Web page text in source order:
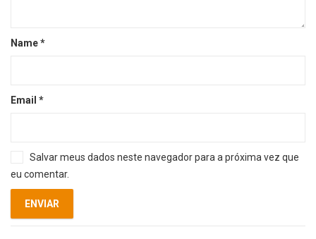
Name*
Email *
Salvar meus dados neste navegador para a próxima vez que
eu comentar.